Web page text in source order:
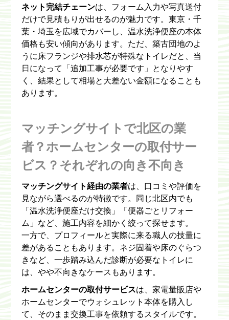
ネット完結チェーンは、フォーム入力や写真送付
だけで見積もりが出せるのが魅力です。東京・千
葉・埼玉を広域でカバーし、温水洗浄便座の本体
価格も安い傾向があります。ただ、築古団地のよ
うに床フランジや排水芯が特殊なトイレだと、当
日になって「追加工事が必要です」となりやす
く、結果として相場と大差ない金額になることも
あります。
マッチングサイトで北区の業
者？ホームセンターの取付サー
ビス？それぞれの向き不向き
マッチングサイト経由の業者は、口コミや評価を
見ながら選べるのが特徴です。同じ北区内でも
「温水洗浄便座だけ交換」「便器ごとリフォー
ム」など、施工内容を細かく絞って探せます。
一方で、プロフィールと実際に来る職人の技量に
差があることもあります。ネジ固着や床のぐらつ
きなど、一歩踏み込んだ診断が必要なトイレに
は、やや不向きなケースもあります。
ホームセンターの取付サービスは、家電量販店や
ホームセンターでウォシュレット本体を購入し
て、そのまま交換工事を依頼するスタイルです。